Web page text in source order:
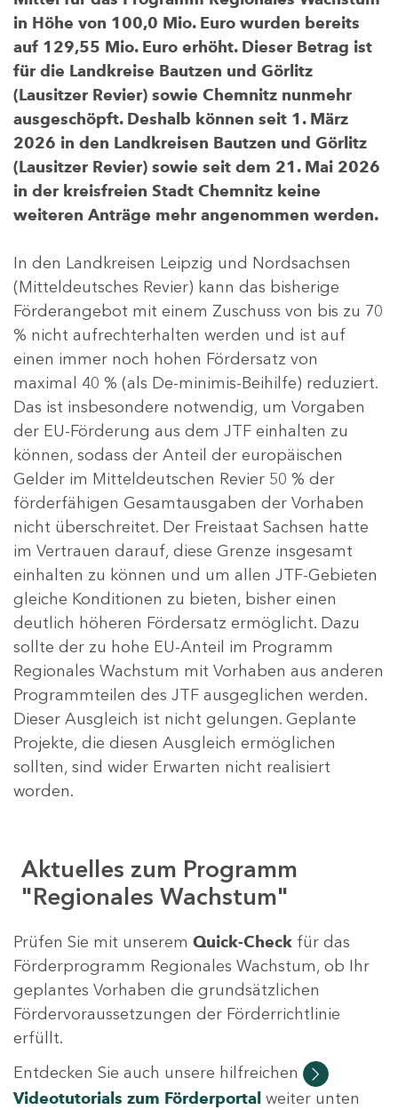
in Höhe von 100,0 Mio. Euro wurden bereits
auf 129,55 Mio. Euro erhöht. Dieser Betrag ist
für die Landkreise Bautzen und Görlitz
(Lausitzer Revier) sowie Chemnitz nunmehr
ausgeschöpft. Deshalb können seit 1. März
2026 in den Landkreisen Bautzen und Görlitz
(Lausitzer Revier) sowie seit dem 21. Mai 2026
in der kreisfreien Stadt Chemnitz keine
weiteren Anträge mehr angenommen werden.
In den Landkreisen Leipzig und Nordsachsen
(Mitteldeutsches Revier) kann das bisherige
Förderangebot mit einem Zuschuss von bis zu 70
% nicht aufrechterhalten werden und ist auf
einen immer noch hohen Fördersatz von
maximal 40 % (als De-minimis-Beihilfe) reduziert.
Das ist insbesondere notwendig, um Vorgaben
der EU-Förderung aus dem JTF einhalten zu
können, sodass der Anteil der europäischen
Gelder im Mitteldeutschen Revier 50 % der
förderfähigen Gesamtausgaben der Vorhaben
nicht überschreitet. Der Freistaat Sachsen hatte
im Vertrauen darauf, diese Grenze insgesamt
einhalten zu können und um allen JTF-Gebieten
gleiche Konditionen zu bieten, bisher einen
deutlich höheren Fördersatz ermöglicht. Dazu
sollte der zu hohe EU-Anteil im Programm
Regionales Wachstum mit Vorhaben aus anderen
Programmteilen des JTF ausgeglichen werden.
Dieser Ausgleich ist nicht gelungen. Geplante
Projekte, die diesen Ausgleich ermöglichen
sollten, sind wider Erwarten nicht realisiert
worden.
Aktuelles zum Programm
"Regionales Wachstum"
Prüfen Sie mit unserem Quick-Check für das
Förderprogramm Regionales Wachstum, ob Ihr
geplantes Vorhaben die grundsätzlichen
Fördervoraussetzungen der Förderrichtlinie
erfüllt.
Entdecken Sie auch unsere hilfreichen
Videotutorials zum Förderportal weiter unten